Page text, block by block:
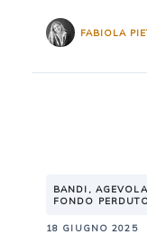
FABIOLA
BANDI,
FONDO
18 GIUGNO 2025